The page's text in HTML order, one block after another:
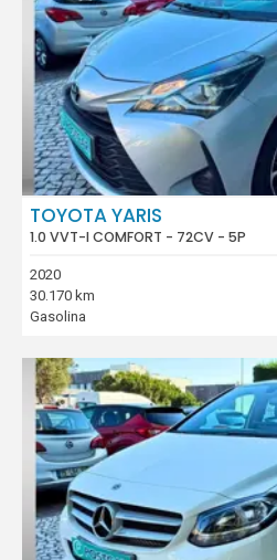
TOYOTA YARIS
1.0 VVT-I COMFORT - 72CV - 5P
2020
30.170 km
Gasolina